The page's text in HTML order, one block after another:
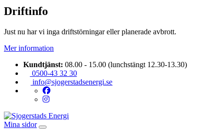
Driftinfo
Just nu har vi inga driftstörningar eller planerade avbrott.
Mer information
Kundtjänst: 08.00 - 15.00 (lunchstängt 12.30-13.30)
0500-43 32 30
info@sjogerstadsenergi.se
Mina sidor